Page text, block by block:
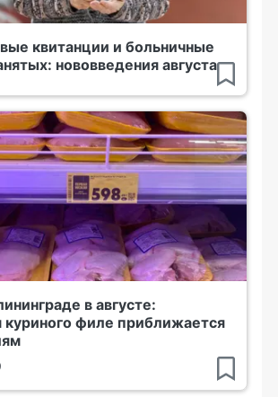
квитанции и больничные
нововведения августа
в августе:
куриного филе приближается